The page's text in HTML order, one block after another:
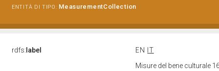
ENTITÀ DI TIPO: MeasurementCollection
rdfs: label EN
IT
Misure del bene culturale